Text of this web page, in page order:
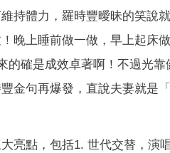
持體力，羅時豐曖昧的笑說
晚上睡前做一做，早上起床
的確是成效卓著啊！不過光
金句再爆發，直說夫妻就是
亮點，包括1. 世代交替，演